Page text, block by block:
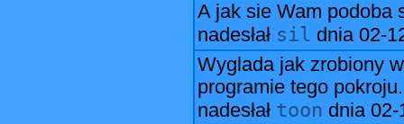
A jak sie Wam podoba
nadesłał sil dnia 02-
Wyglada jak zrobiony
programie tego
nadesłał toon dnia 02-